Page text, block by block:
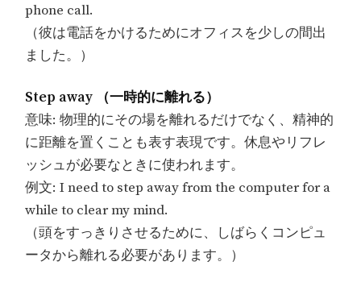
phone call.
（彼は電話をかけるためにオフィスを少しの間出
ました。）
Step away （一時的に離れる）
意味: 物理的にその場を離れるだけでなく、精神的
に距離を置くことも表す表現です。休息やリフレ
ッシュが必要なときに使われます。
例文: I need to step away from the computer for a
while to clear my mind.
（頭をすっきりさせるために、しばらくコンピュ
ータから離れる必要があります。）